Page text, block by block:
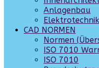
Anlagenbau
Elektrotechnik
CAD NORMEN
Normen
ISO 7010
ISO 7010